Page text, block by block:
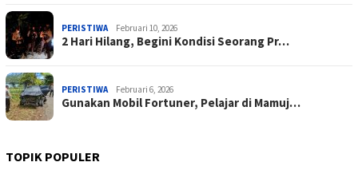
PERISTIWA Februari 10, 2026
2 Hari Hilang, Begini Kondisi Seorang Pr…
PERISTIWA Februari 6, 2026
Gunakan Mobil Fortuner, Pelajar di Mamuj…
TOPIK POPULER